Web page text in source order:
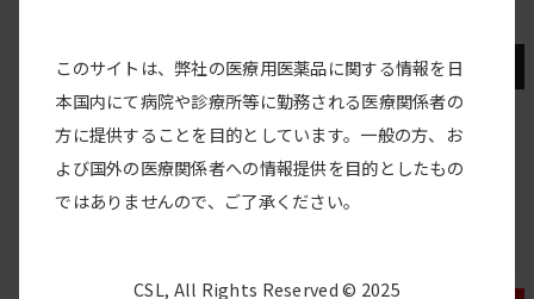
PID（原発性免疫不全症候群）
PIDトップ
このサイトは、弊社の医療用医薬品に関する情報を日
本国内にて病院や診療所等に勤務される医療関係者の
方に提供することを目的としています。一般の方、お
よび国外の医療関係者への情報提供を目的としたもの
ではありませんので、ご了承ください。
CSL, All Rights Reserved © 2025